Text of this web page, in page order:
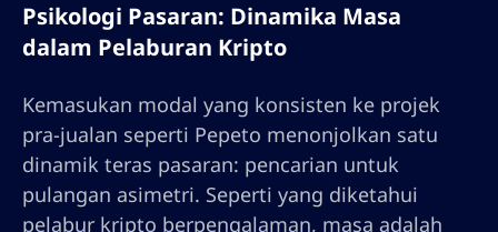
Psikologi Pasaran: Dinamika Masa
dalam Pelaburan Kripto
Kemasukan modal yang konsisten ke projek
pra-jualan seperti Pepeto menonjolkan satu
dinamik teras pasaran: pencarian untuk
pulangan asimetri. Seperti yang diketahui
pelabur kripto berpengalaman, masa adalah